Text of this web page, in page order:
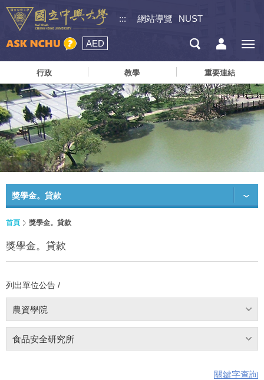
::: 網站導覽 NUST
AED
行政 教學 重要連結
獎學金。貸款
首頁 獎學金。貸款
獎學金。貸款
列出單位公告 /
農資學院
食品安全研究所
關鍵字查詢